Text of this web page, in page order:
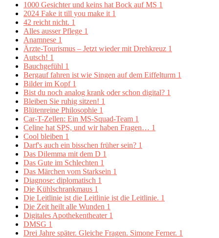
1000 Gesichter und keins hat Bock auf MS 1
2024 Fake it till you make it 1
42 reicht nicht. 1
Alles ausser Pflege 1
Anamnese 1
Ärzte-Tourismus – Jetzt wieder mit Drehkreuz 1
Autsch! 1
Bauchgefühl 1
Bergauf fahren ist wie Singen auf dem Eiffelturm 1
Bilder im Kopf 1
Bist du noch analog krank oder schon digital? 1
Bleiben Sie ruhig sitzen! 1
Blütenreine Philosophie 1
Car-T-Zellen: Ein MS-Squad-Team 1
Celine hat SPS, und wir haben Fragen… 1
Cool bleiben 1
Darf's auch ein bisschen früher sein? 1
Das Dilemma mit dem D 1
Das Gute im Schlechten 1
Das Märchen vom Starksein 1
Diagnose: diplomatisch 1
Die Kühlschrankmaus 1
Die Leitlinie ist die Leitlinie ist die Leitlinie. 1
Die Zeit heilt alle Wunden 1
Digitales Apothekentheater 1
DMSG 1
Drei Jahre später. Gleiche Fragen. Simone Ferner. 1